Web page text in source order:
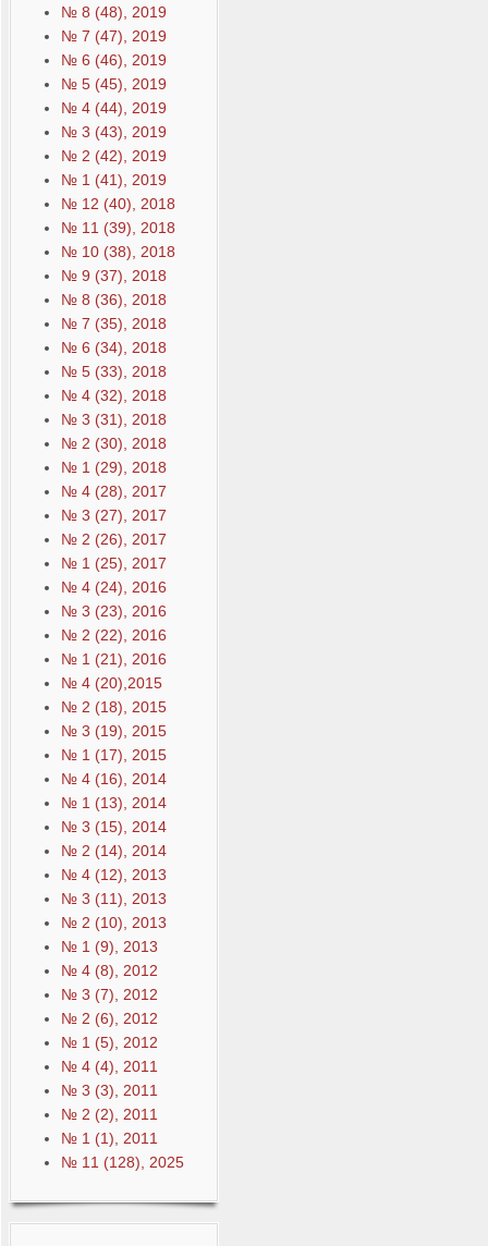
№ 8 (48), 2019
№ 7 (47), 2019
№ 6 (46), 2019
№ 5 (45), 2019
№ 4 (44), 2019
№ 3 (43), 2019
№ 2 (42), 2019
№ 1 (41), 2019
№ 12 (40), 2018
№ 11 (39), 2018
№ 10 (38), 2018
№ 9 (37), 2018
№ 8 (36), 2018
№ 7 (35), 2018
№ 6 (34), 2018
№ 5 (33), 2018
№ 4 (32), 2018
№ 3 (31), 2018
№ 2 (30), 2018
№ 1 (29), 2018
№ 4 (28), 2017
№ 3 (27), 2017
№ 2 (26), 2017
№ 1 (25), 2017
№ 4 (24), 2016
№ 3 (23), 2016
№ 2 (22), 2016
№ 1 (21), 2016
№ 4 (20),2015
№ 2 (18), 2015
№ 3 (19), 2015
№ 1 (17), 2015
№ 4 (16), 2014
№ 1 (13), 2014
№ 3 (15), 2014
№ 2 (14), 2014
№ 4 (12), 2013
№ 3 (11), 2013
№ 2 (10), 2013
№ 1 (9), 2013
№ 4 (8), 2012
№ 3 (7), 2012
№ 2 (6), 2012
№ 1 (5), 2012
№ 4 (4), 2011
№ 3 (3), 2011
№ 2 (2), 2011
№ 1 (1), 2011
№ 11 (128), 2025